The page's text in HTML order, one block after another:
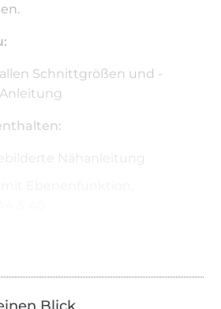
Schnittgrößen und -
Nähanleitung